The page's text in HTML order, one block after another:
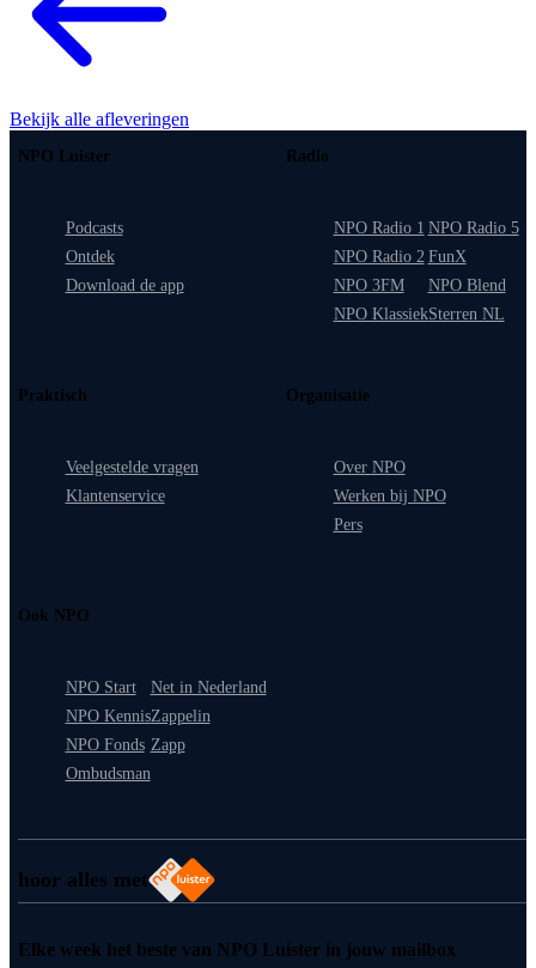
Bekijk alle afleveringen
hoor alles met
NPO Luister
Podcasts
Ontdek
Download de app
Radio
NPO Radio 1
NPO Radio 2
NPO 3FM
NPO Klassiek
NPO Radio 5
FunX
NPO Blend
Sterren NL
Praktisch
Veelgestelde vragen
Klantenservice
Organisatie
Over NPO
Werken bij NPO
Pers
Ook NPO
NPO Start
NPO Kennis
NPO Fonds
Ombudsman
Net in Nederland
Zappelin
Zapp
Elke week het beste van NPO Luister in jouw mailbox